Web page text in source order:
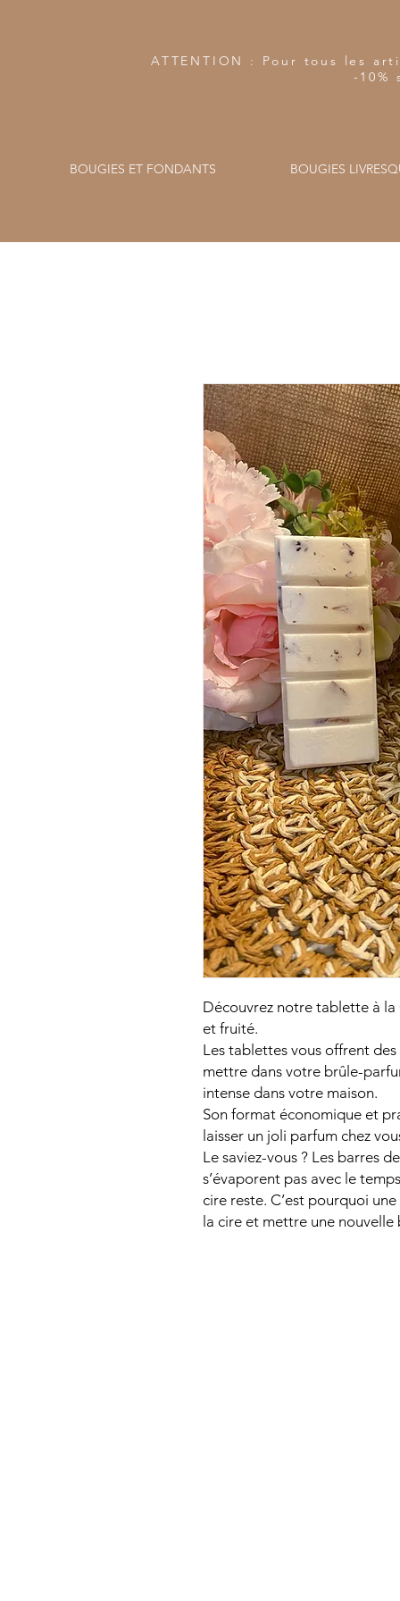
ATTENTION : Pour tous les
-10%
BOUGIES ET FONDANTS BOUGIES
Découvrez notre tablette à
et fruité.
Les tablettes vous offrent
mettre dans votre brûle-
intense dans votre maison.
Son format économique et
laisser un joli parfum chez
Le saviez-vous ? Les barres
s’évaporent pas avec le
cire reste. C’est pourquoi
la cire et mettre une nouvelle